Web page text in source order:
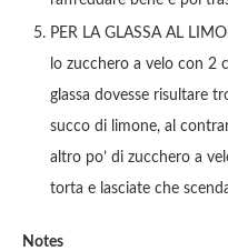
PER LA GLASSA AL
lo zucchero a velo con 2
glassa dovesse risultare
succo di limone, al
altro po’ di zucchero a
torta e lasciate che
Notes